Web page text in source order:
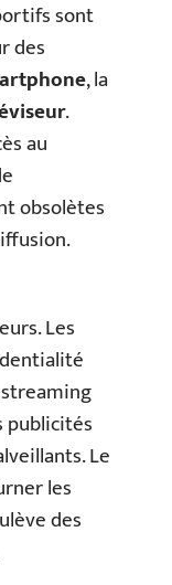
sont
des
, la
.
au
obsolètes
Les
publicités
Le
les
des